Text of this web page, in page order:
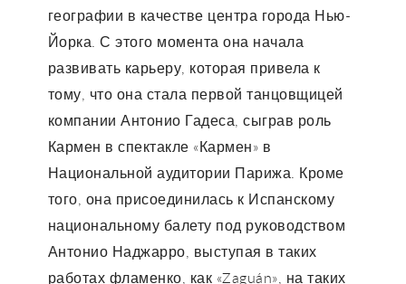
географии в качестве центра города Нью-
Йорка. С этого момента она начала
развивать карьеру, которая привела к
тому, что она стала первой танцовщицей
компании Антонио Гадеса, сыграв роль
Кармен в спектакле «Кармен» в
Национальной аудитории Парижа. Кроме
того, она присоединилась к Испанскому
национальному балету под руководством
Антонио Наджарро, выступая в таких
работах фламенко, как «Zaguán», на таких